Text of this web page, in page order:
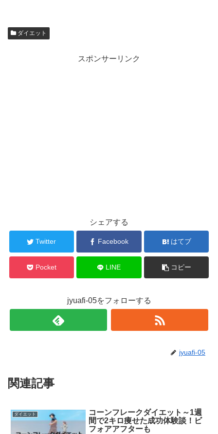
ダイエット
スポンサーリンク
シェアする
Twitter Facebook はてブ
Pocket LINE コピー
jyuafi-05をフォローする
jyuafi-05
関連記事
ダイエット
コーンフレークダイエット～1週
間で2キロ痩せた成功体験談！ビ
フォアアフターも